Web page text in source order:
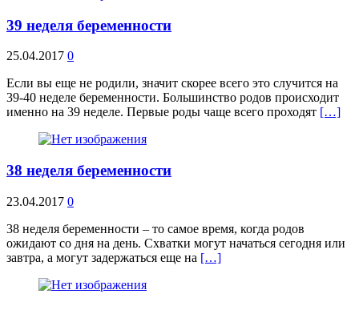
39 неделя беременности
25.04.2017 0
Если вы еще не родили, значит скорее всего это случится на
39-40 неделе беременности. Большинство родов происходит
именно на 39 неделе. Первые роды чаще всего проходят […]
38 неделя беременности
23.04.2017 0
38 неделя беременности – то самое время, когда родов
ожидают со дня на день. Схватки могут начаться сегодня или
завтра, а могут задержаться еще на […]